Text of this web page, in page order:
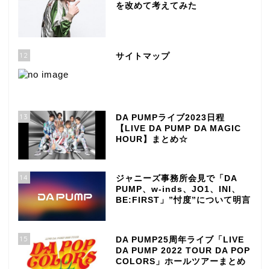
を改めて考えてみた
12 サイトマップ
13
DA PUMPライブ2023日程
【LIVE DA PUMP DA MAGIC
HOUR】まとめ☆
14
ジャニーズ事務所会見で「DA
PUMP、w-inds、JO1、INI、
BE:FIRST」”忖度”について明言
15
DA PUMP25周年ライブ「LIVE
DA PUMP 2022 TOUR DA POP
COLORS」ホールツアーまとめ